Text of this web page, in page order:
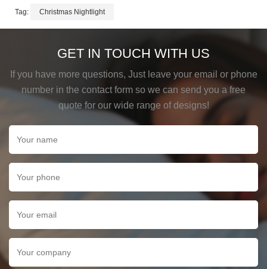
Tag: Christmas Nightlight
GET IN TOUCH WITH US
If you have more questions, Just leave your email or phone
number in the contact form so we can send you a free
quote for our wide range of designs!